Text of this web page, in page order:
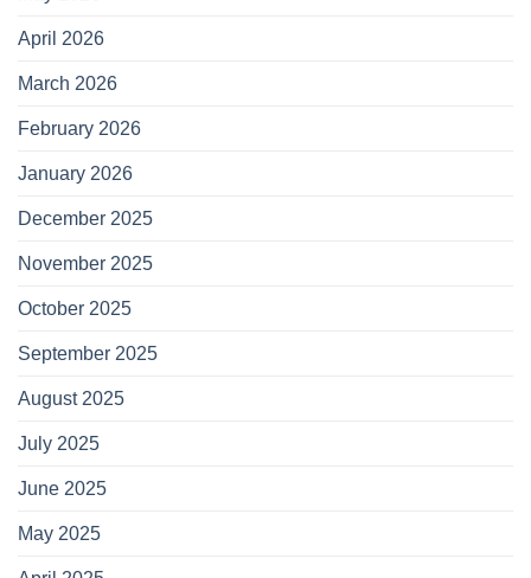
April 2026
March 2026
February 2026
January 2026
December 2025
November 2025
October 2025
September 2025
August 2025
July 2025
June 2025
May 2025